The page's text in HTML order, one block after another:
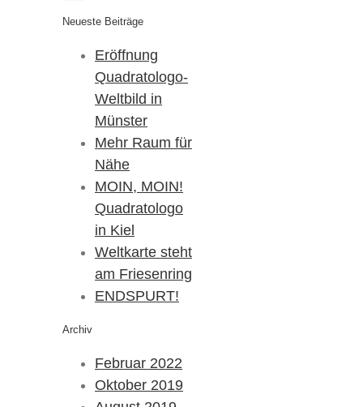
Neueste Beiträge
Eröffnung
Quadratologo-
Weltbild in
Münster
Mehr Raum für
Nähe
MOIN, MOIN!
Quadratologo
in Kiel
Weltkarte steht
am Friesenring
ENDSPURT!
Archiv
Februar 2022
Oktober 2019